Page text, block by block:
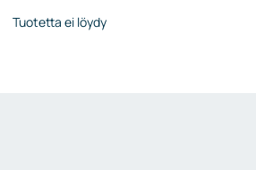
Tuotetta ei löydy